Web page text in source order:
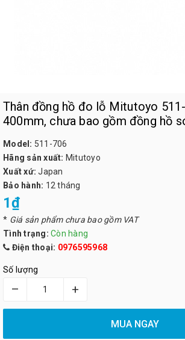
Thân đồng hồ đo lỗ Mitutoyo
400mm, chưa bao gồm đồng hồ
Model: 511-706
Hãng sản xuất: Mitutoyo
Xuất xứ: Japan
Bảo hành: 12 tháng
1₫
* Giá sản phẩm chưa bao gồm VAT
Tình trạng: Còn hàng
Điện thoại: 0976595968
Số lượng
– +
MUA NGAY